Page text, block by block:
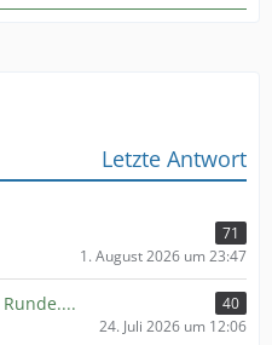
Letzte Antwort
71
1. August 2026 um 23:47
40
24. Juli 2026 um 12:06